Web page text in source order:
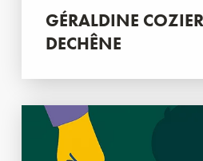
GÉRALDINE
DECHÊNE